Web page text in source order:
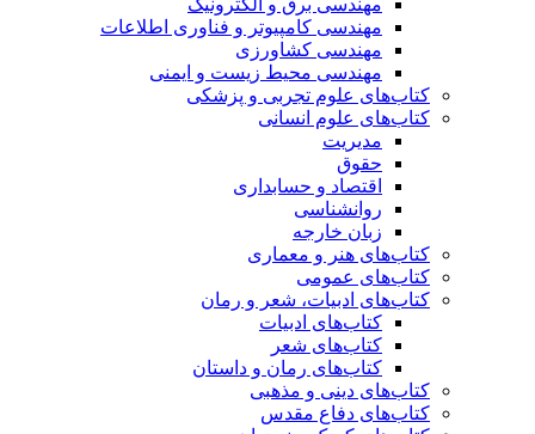
مهندسی برق و الکترونیک
مهندسی کامپیوتر و فناوری اطلاعات
مهندسی کشاورزی
مهندسی محیط زیست و ایمنی
کتاب‌های علوم تجربی و پزشکی
کتاب‌های علوم انسانی
مدیریت
حقوق
اقتصاد و حسابداری
روانشناسی
زبان خارجه
کتاب‌های هنر و معماری
کتاب‌های عمومی
کتاب‌های ادبیات، شعر و رمان
کتاب‌های ادبیات
کتاب‌های شعر
کتاب‌های رمان و داستان
کتاب‌های دینی و مذهبی
کتاب‌های دفاع مقدس